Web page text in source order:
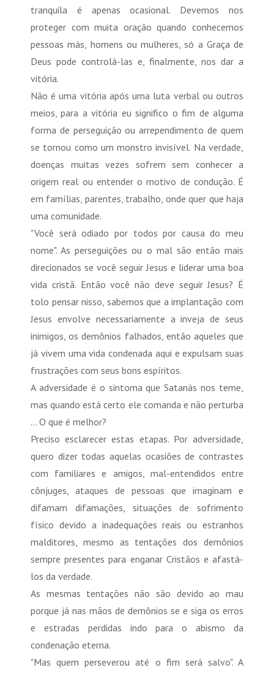
tranquila é apenas ocasional. Devemos nos
proteger com muita oração quando conhecemos
pessoas más, homens ou mulheres, só a Graça de
Deus pode controlá-las e, finalmente, nos dar a
vitória.
Não é uma vitória após uma luta verbal ou outros
meios, para a vitória eu significo o fim de alguma
forma de perseguição ou arrependimento de quem
se tornou como um monstro invisível. Na verdade,
doenças muitas vezes sofrem sem conhecer a
origem real ou entender o motivo de condução. É
em famílias, parentes, trabalho, onde quer que haja
uma comunidade.
"Você será odiado por todos por causa do meu
nome". As perseguições ou o mal são então mais
direcionados se você seguir Jesus e liderar uma boa
vida cristã. Então você não deve seguir Jesus? É
tolo pensar nisso, sabemos que a implantação com
Jesus envolve necessariamente a inveja de seus
inimigos, os demônios falhados, então aqueles que
já vivem uma vida condenada aqui e expulsam suas
frustrações com seus bons espíritos.
A adversidade é o sintoma que Satanás nos teme,
mas quando está certo ele comanda e não perturba
... O que é melhor?
Preciso esclarecer estas etapas. Por adversidade,
quero dizer todas aquelas ocasiões de contrastes
com familiares e amigos, mal-entendidos entre
cônjuges, ataques de pessoas que imaginam e
difamam difamações, situações de sofrimento
físico devido a inadequações reais ou estranhos
malditores, mesmo as tentações dos demônios
sempre presentes para enganar Cristãos e afastá-
los da verdade.
As mesmas tentações não são devido ao mau
porque já nas mãos de demônios se e siga os erros
e estradas perdidas indo para o abismo da
condenação eterna.
"Mas quem perseverou até o fim será salvo". A